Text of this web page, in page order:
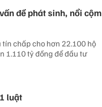
đề phát sinh, nổi cộm
chấp cho hơn 22.100 hộ
1.110 tỷ đồng để đầu tư
luật